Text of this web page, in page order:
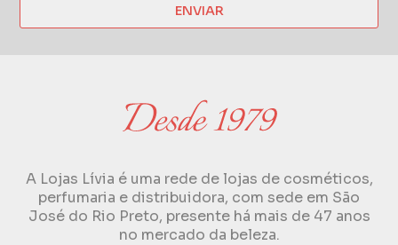
ENVIAR
A Lojas Lívia é uma rede de lojas de cosméticos,
perfumaria e distribuidora, com sede em São
José do Rio Preto, presente há mais de 47 anos
no mercado da beleza.